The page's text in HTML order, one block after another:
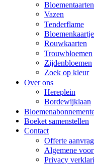
Bloementaarten
Vazen
Tenderflame
Rouwkaarten
Trouwbloemen
Zijdenbloemen
Zoek op kleur
Over ons
Hereplein
Bordewijklaan
Boeket samenstellen
Contact
Offerte
Algemene
Privacy